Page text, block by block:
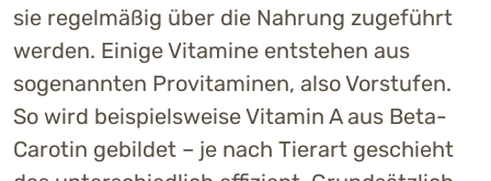
sie regelmäßig über die Nahrung zugeführt
werden. Einige Vitamine entstehen aus
sogenannten Provitaminen, also Vorstufen.
So wird beispielsweise Vitamin A aus Beta-
Carotin gebildet – je nach Tierart geschieht